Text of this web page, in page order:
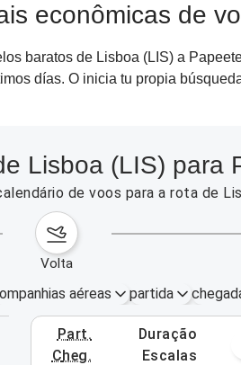
econômicas de
baratos de Lisboa (LIS) a
días. O inicia tu propia
Lisboa (LIS) para
de voos para a rota de
volta
aéreas partida
part.
cheg.
duração
escalas
3–9 de agosto de 2026